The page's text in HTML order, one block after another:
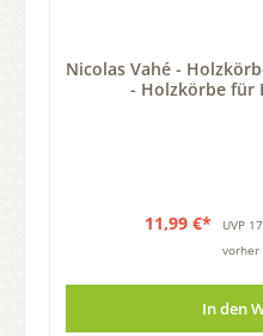
Nicolas Vahé -
- Holzkörbe für
11,99 €* UVP
vorher
In den